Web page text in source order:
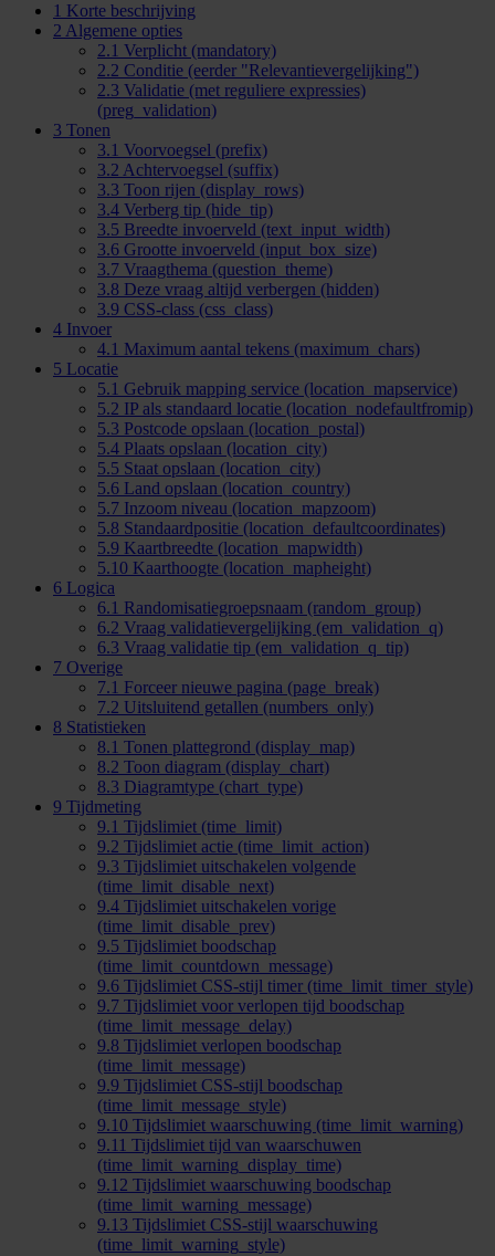
1 Korte beschrijving
2 Algemene opties
2.1 Verplicht (mandatory)
2.2 Conditie (eerder "Relevantievergelijking")
2.3 Validatie (met reguliere expressies)
(preg_validation)
3 Tonen
3.1 Voorvoegsel (prefix)
3.2 Achtervoegsel (suffix)
3.3 Toon rijen (display_rows)
3.4 Verberg tip (hide_tip)
3.5 Breedte invoerveld (text_input_width)
3.6 Grootte invoerveld (input_box_size)
3.7 Vraagthema (question_theme)
3.8 Deze vraag altijd verbergen (hidden)
3.9 CSS-class (css_class)
4 Invoer
4.1 Maximum aantal tekens (maximum_chars)
5 Locatie
5.1 Gebruik mapping service (location_mapservice)
5.2 IP als standaard locatie (location_nodefaultfromip)
5.3 Postcode opslaan (location_postal)
5.4 Plaats opslaan (location_city)
5.5 Staat opslaan (location_city)
5.6 Land opslaan (location_country)
5.7 Inzoom niveau (location_mapzoom)
5.8 Standaardpositie (location_defaultcoordinates)
5.9 Kaartbreedte (location_mapwidth)
5.10 Kaarthoogte (location_mapheight)
6 Logica
6.1 Randomisatiegroepsnaam (random_group)
6.2 Vraag validatievergelijking (em_validation_q)
6.3 Vraag validatie tip (em_validation_q_tip)
7 Overige
7.1 Forceer nieuwe pagina (page_break)
7.2 Uitsluitend getallen (numbers_only)
8 Statistieken
8.1 Tonen plattegrond (display_map)
8.2 Toon diagram (display_chart)
8.3 Diagramtype (chart_type)
9 Tijdmeting
9.1 Tijdslimiet (time_limit)
9.2 Tijdslimiet actie (time_limit_action)
9.3 Tijdslimiet uitschakelen volgende
(time_limit_disable_next)
9.4 Tijdslimiet uitschakelen vorige
(time_limit_disable_prev)
9.5 Tijdslimiet boodschap
(time_limit_countdown_message)
9.6 Tijdslimiet CSS-stijl timer (time_limit_timer_style)
9.7 Tijdslimiet voor verlopen tijd boodschap
(time_limit_message_delay)
9.8 Tijdslimiet verlopen boodschap
(time_limit_message)
9.9 Tijdslimiet CSS-stijl boodschap
(time_limit_message_style)
9.10 Tijdslimiet waarschuwing (time_limit_warning)
9.11 Tijdslimiet tijd van waarschuwen
(time_limit_warning_display_time)
9.12 Tijdslimiet waarschuwing boodschap
(time_limit_warning_message)
9.13 Tijdslimiet CSS-stijl waarschuwing
(time_limit_warning_style)